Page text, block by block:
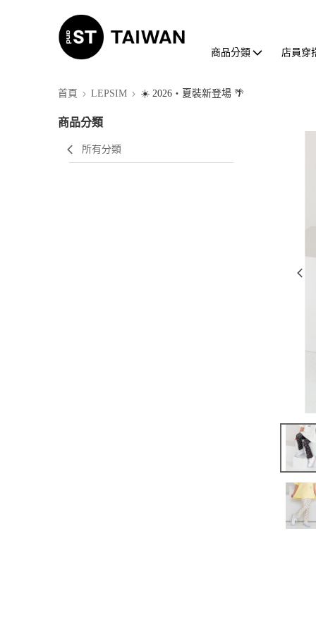
商品分類 店員穿
首頁 LEPSIM ☀️ 2026・夏裝新登場 🌴
商品分類
所有分類